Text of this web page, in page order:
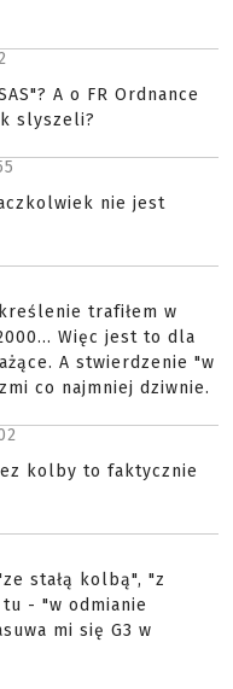
A o FR Ordnance
slyszeli?
nie jest
trafiłem w
Więc jest to dla
A stwierdzenie "w
co najmniej dziwnie.
kolby to faktycznie
stałą kolbą", "z
- "w odmianie
mi się G3 w